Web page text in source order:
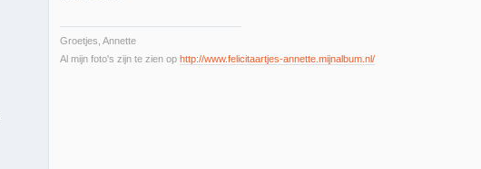
Groetjes, Annette
Al mijn foto's zijn te zien op http://www.felicitaartjes-annette.mijnalbum.nl/